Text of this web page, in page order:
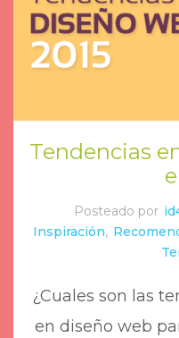
Tendencias
Posteado por
Inspiración,
¿Cuales son las
en diseño web